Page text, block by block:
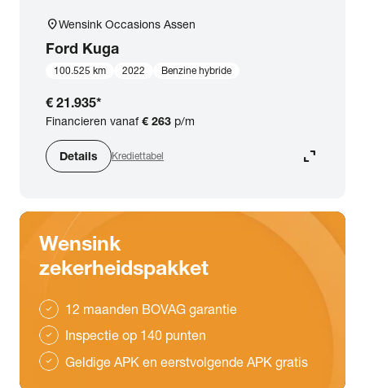
location_onWensink Occasions Assen
Ford Kuga
100.525 km 2022 Benzine hybride
€ 21.935*
Financieren vanaf€ 263 p/m
Details Krediettabel expand_content
Wensink
zekerheidspakket
check 12 maanden BOVAG garantie
check Inspectie op 140 punten
check Geldige APK en eerstvolgende APK gratis